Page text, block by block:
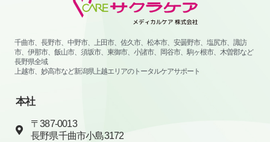
千曲市、長野市、中野市、上田市、佐久市、松本市、安曇野市、塩尻市、諏訪
市、伊那市、飯山市、須坂市、東御市、小諸市、岡谷市、駒ヶ根市、木曽郡など
長野県全域
上越市、妙高市など新潟県上越エリアのトータルケアサポート
本社
〒387-0013
長野県千曲市小島3172